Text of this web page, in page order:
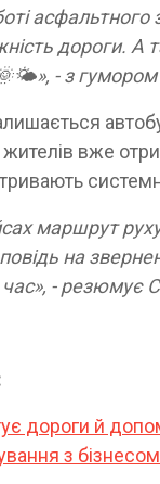
дороги.
🌞🌤», - з
вже
маршрут
на
- резюмує
дороги й
з